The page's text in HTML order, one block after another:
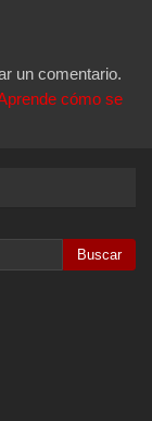
un comentario.
cómo se
Buscar